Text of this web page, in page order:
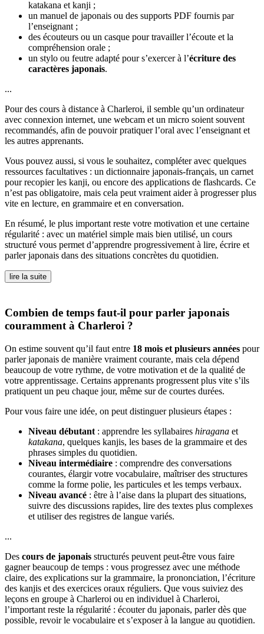
katakana et kanji ;
un manuel de japonais ou des supports PDF fournis par
l’enseignant ;
des écouteurs ou un casque pour travailler l’écoute et la
compréhension orale ;
un stylo ou feutre adapté pour s’exercer à l’écriture des
caractères japonais.
...
Pour des cours à distance à Charleroi, il semble qu’un ordinateur
avec connexion internet, une webcam et un micro soient souvent
recommandés, afin de pouvoir pratiquer l’oral avec l’enseignant et
les autres apprenants.
Vous pouvez aussi, si vous le souhaitez, compléter avec quelques
ressources facultatives : un dictionnaire japonais-français, un carnet
pour recopier les kanji, ou encore des applications de flashcards. Ce
n’est pas obligatoire, mais cela peut vraiment aider à progresser plus
vite en lecture, en grammaire et en conversation.
En résumé, le plus important reste votre motivation et une certaine
régularité : avec un matériel simple mais bien utilisé, un cours
structuré vous permet d’apprendre progressivement à lire, écrire et
parler japonais dans des situations concrètes du quotidien.
lire la suite
Combien de temps faut-il pour parler japonais
couramment à Charleroi ?
On estime souvent qu’il faut entre 18 mois et plusieurs années pour
parler japonais de manière vraiment courante, mais cela dépend
beaucoup de votre rythme, de votre motivation et de la qualité de
votre apprentissage. Certains apprenants progressent plus vite s’ils
pratiquent un peu chaque jour, même sur de courtes durées.
Pour vous faire une idée, on peut distinguer plusieurs étapes :
Niveau débutant : apprendre les syllabaires hiragana et
katakana, quelques kanjis, les bases de la grammaire et des
phrases simples du quotidien.
Niveau intermédiaire : comprendre des conversations
courantes, élargir votre vocabulaire, maîtriser des structures
comme la forme polie, les particules et les temps verbaux.
Niveau avancé : être à l’aise dans la plupart des situations,
suivre des discussions rapides, lire des textes plus complexes
et utiliser des registres de langue variés.
...
Des cours de japonais structurés peuvent peut-être vous faire
gagner beaucoup de temps : vous progressez avec une méthode
claire, des explications sur la grammaire, la prononciation, l’écriture
des kanjis et des exercices oraux réguliers. Que vous suiviez des
leçons en groupe à Charleroi ou en individuel à Charleroi,
l’important reste la régularité : écouter du japonais, parler dès que
possible, revoir le vocabulaire et s’exposer à la langue au quotidien.